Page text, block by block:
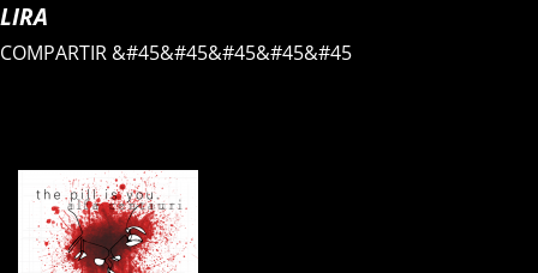
LIRA
COMPARTIR &#45&#45&#45&#45&#45